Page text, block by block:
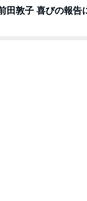
田敦子 喜びの報告